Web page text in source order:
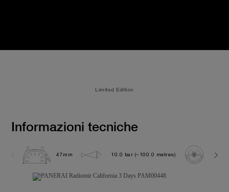
Limited Edition
Informazioni tecniche
47mm 10.0 bar (~100.0 metres)